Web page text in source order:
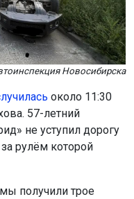
Новосибирска
около 11:30
57-летний
не уступил дорогу
рулём которой
получили трое